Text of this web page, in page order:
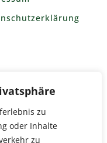
zu
oder Inhalte
zu